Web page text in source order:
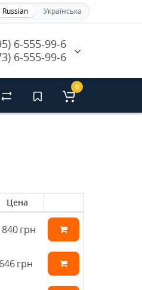
Russian Українська
6-555-99-6
6-555-99-6
0
Цена
грн
646грн